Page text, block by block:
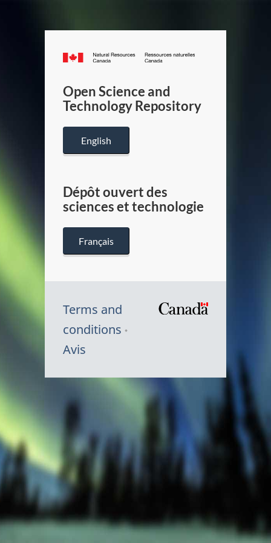
Canada.ca
/
Canada
Open Science and
Technology Repository
English
Dépôt ouvert des
sciences et technologie
Français
Terms and
conditions
Avis
Canada